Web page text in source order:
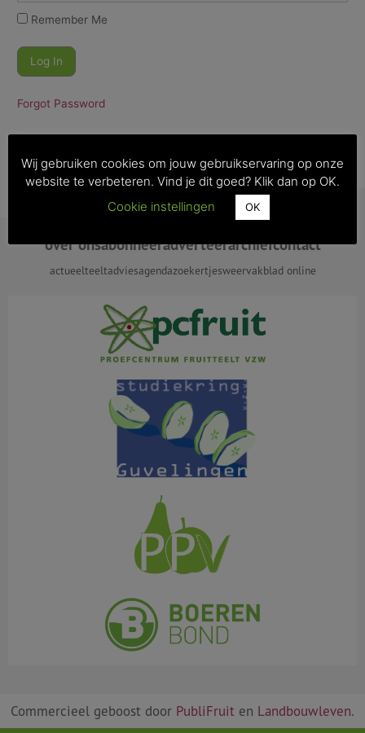
Remember Me
Forgot Password
over onsabonneeradverteerarchiefcontact
actueelteeltadviesagendazoekertjesweervakblad online
Commercieel geboost door PubliFruit en Landbouwleven.
Wij gebruiken cookies om jouw gebruikservaring op onze
website te verbeteren. Vind je dit goed? Klik dan op OK.
Cookie instellingen
OK